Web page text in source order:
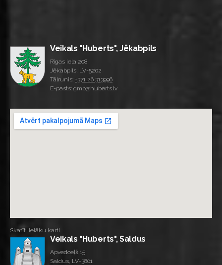
Veikals "Huberts", Jēkabpils
Rīgas iela 208
Jēkabpils, LV-5202
Tālrunis: +371 26 313996
E-pasts: gmb@huberts.lv
Skatīt lielāku karti
Veikals "Huberts", Saldus
Apvedceļš 15
Saldus, LV-3801